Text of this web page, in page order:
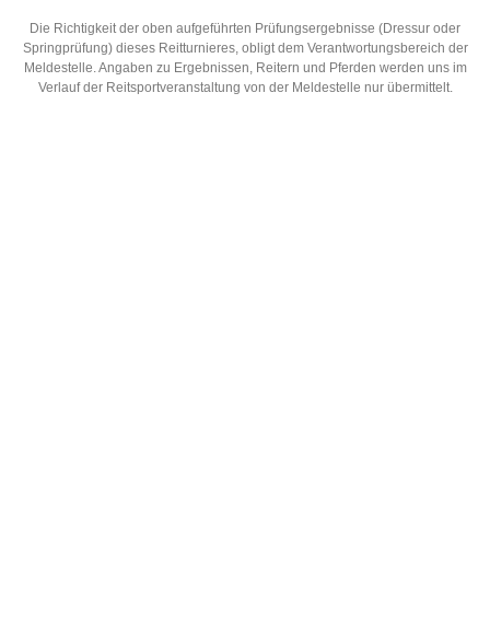
Die Richtigkeit der oben aufgeführten Prüfungsergebnisse (Dressur oder
Springprüfung) dieses Reitturnieres, obligt dem Verantwortungsbereich der
Meldestelle. Angaben zu Ergebnissen, Reitern und Pferden werden uns im
Verlauf der Reitsportveranstaltung von der Meldestelle nur übermittelt.